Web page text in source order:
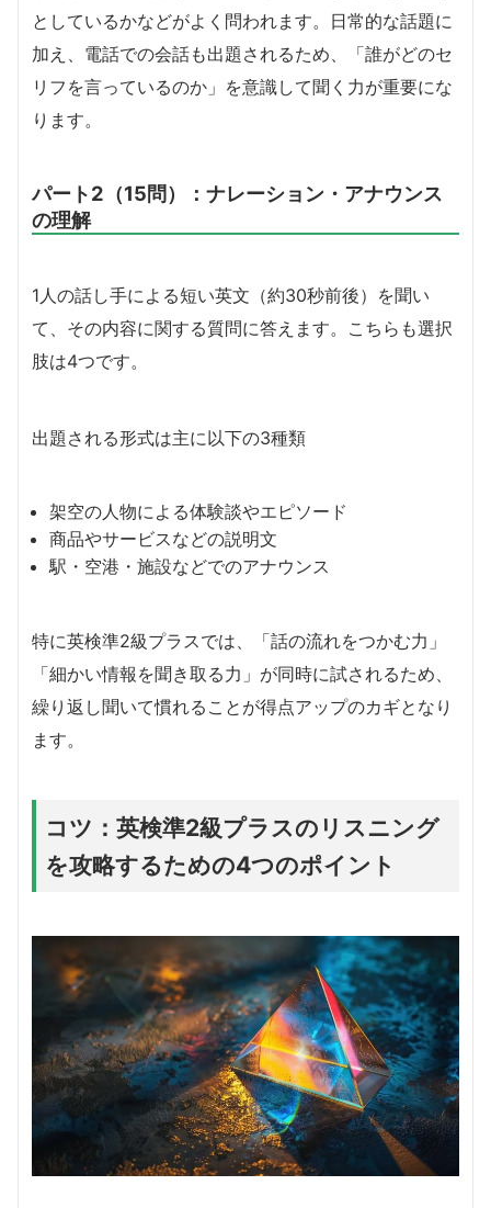
としているかなどがよく問われます。日常的な話題に
加え、電話での会話も出題されるため、「誰がどのセ
リフを言っているのか」を意識して聞く力が重要にな
ります。
パート2（15問）：ナレーション・アナウンス
の理解
1人の話し手による短い英文（約30秒前後）を聞い
て、その内容に関する質問に答えます。こちらも選択
肢は4つです。
出題される形式は主に以下の3種類
架空の人物による体験談やエピソード
商品やサービスなどの説明文
駅・空港・施設などでのアナウンス
特に英検準2級プラスでは、「話の流れをつかむ力」
「細かい情報を聞き取る力」が同時に試されるため、
繰り返し聞いて慣れることが得点アップのカギとなり
ます。
コツ：英検準2級プラスのリスニング
を攻略するための4つのポイント